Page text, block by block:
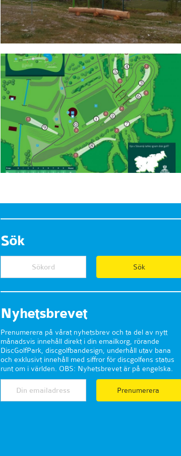
Sök
Nyhetsbrevet
Prenumerera på vårat nyhetsbrev och ta del av nytt
månadsvis innehåll direkt i din emailkorg, rörande
DiscGolfPark, discgolfbandesign, underhåll utav bana
och exklusivt innehåll med siffror för discgolfens status
runt om i världen. OBS: Nyhetsbrevet är på engelska.
Prenumerera